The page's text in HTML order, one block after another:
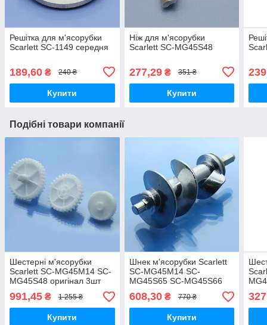
Решітка для м'ясорубки
Scarlett SC-1149 середня
189,60 ₴ 240 ₴
Купити
Ніж для м'ясорубки
Scarlett SC-MG45S48
277,29₴ 351 ₴
Купити
Подібні товари компанії
Шестерні м'ясорубки
Scarlett SC-MG45M14 SC-
MG45S48 оригінал 3шт
991,45 ₴ 1 255 ₴
Купити
Шнек м'ясорубки Scarlett
SC-MG45M14 SC-
MG45S65 SC-MG45S66
SC-MG45S71 SC-
MG45S72 SC-MG45S74
SC-MG45M13 SC-
MG45M14 SC-MG45M16
608,30₴ 770 ₴
Купити